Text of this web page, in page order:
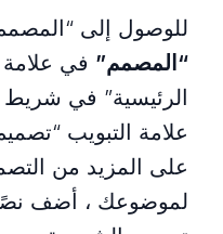
للوصول إلى
“المصمم” في علامة
علامة التبويب
على المزيد من
لموضوعك ، أضف نصًا